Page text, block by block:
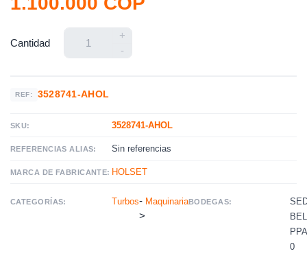
Cantidad
+
-
REF: 3528741-AHOL
SKU: 3528741-AHOL
REFERENCIAS ALIAS: Sin referencias
MARCA DE FABRICANTE: HOLSET
CATEGORÍAS: Turbos-
>
MaquinariaBODEGAS:
0